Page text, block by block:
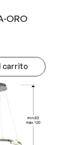
carrito